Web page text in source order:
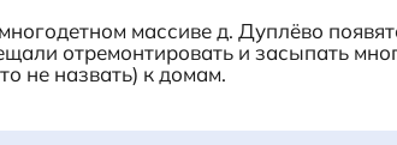
массиве д. Дуплëво
отремонтировать и засыпать
не назвать) к домам.